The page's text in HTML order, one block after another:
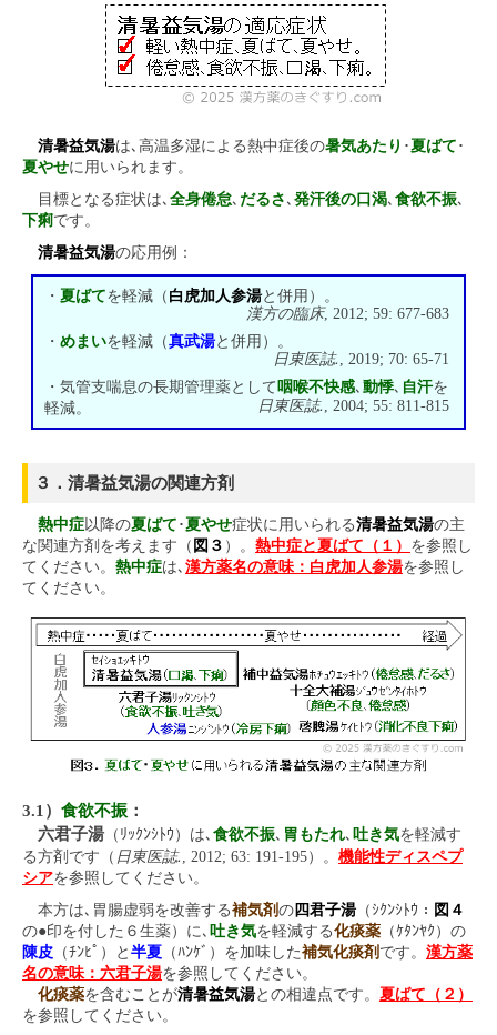
清暑益気湯は､高温多湿による熱中症後の暑気あたり ･夏ばて ･
夏やせに用いられます。
目標となる症状は､ 全身倦怠､ だるさ ､ 発汗後の口渴､ 食欲不振､
下痢です。
清暑益気湯の応用例：
・夏ばてを軽減（ 白虎加人参湯と併用）。
漢方の臨床, 2012; 59: 677-683
・めまいを軽減（真武湯と併用）。
日東医誌. , 2019; 70: 65-71
・気管支喘息の長期管理薬として咽喉不快感､動悸､ 自汗を
軽減。
日東医誌. , 2004; 55: 811-815
３．清暑益気湯の関連方剤
熱中症以降の夏ばて ･夏やせ症状に用いられる清暑益気湯の主
な関連方剤を考えます（ 図３ ）。 熱中症と夏ばて（１） を参照し
てください。 熱中症は､ 漢方薬名の意味：白虎加人参湯を参照し
てください。
3.1） 食欲不振 ：
六君子湯 （ﾘｯｸﾝｼﾄｳ）は､ 食欲不振､ 胃もたれ､ 吐き気を軽減す
る方剤です（ 日東医誌. , 2012; 63: 191-195）。 機能性ディスペプ
シアを参照してください。
本方は､胃腸虚弱を改善する補気剤の 四君子湯（ｼｸﾝｼﾄｳ： 図４
の●印を付した６生薬）に､ 吐き気を軽減する化痰薬 （ｹﾀﾝﾔｸ）の
陳皮 （ﾁﾝﾋﾟ）と 半夏 （ﾊﾝｹﾞ）を加味した補気化痰剤 です。 漢方薬
名の意味：六君子湯を参照してください。
化痰薬を含むことが清暑益気湯との相違点です。 夏ばて（２）
を参照してください。